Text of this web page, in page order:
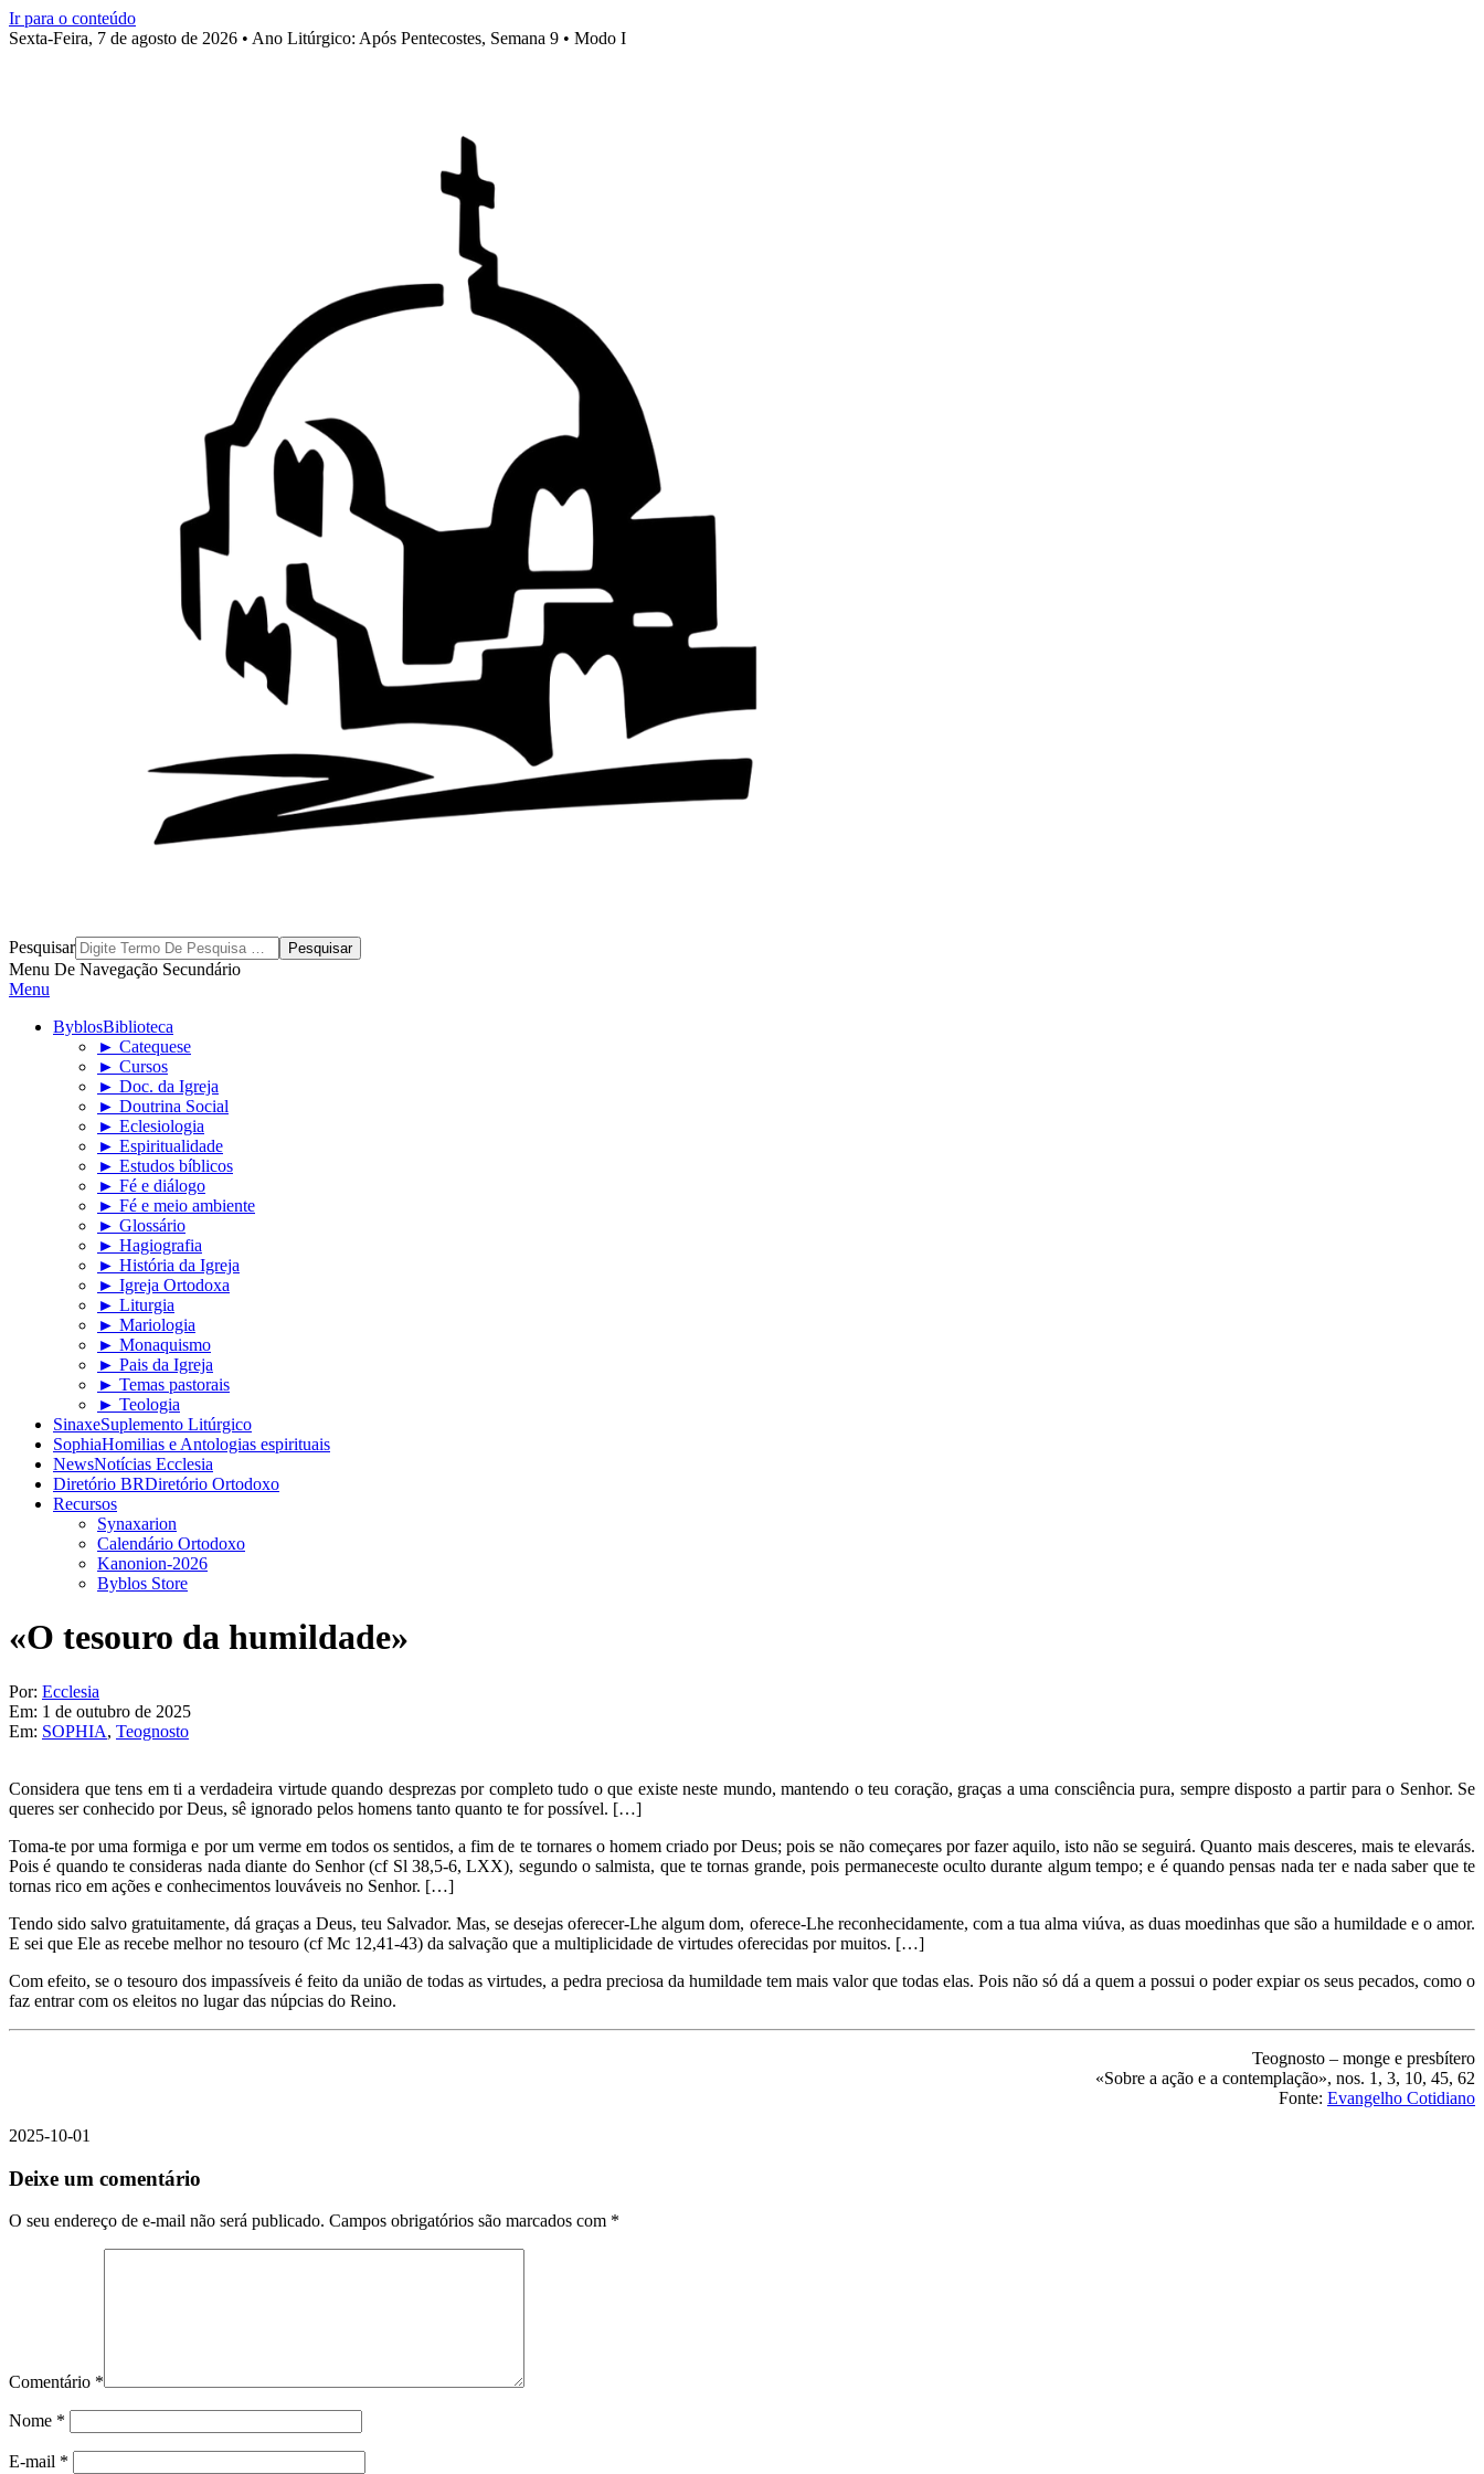
Ir para o conteúdo
Sexta-Feira, 7 de agosto de 2026 • Ano Litúrgico: Após Pentecostes, Semana 9 • Modo I
Byblos
Pesquisar
Menu De Navegação Secundário
Menu
ByblosBiblioteca
► Catequese
► Cursos
► Doc. da Igreja
► Doutrina Social
► Eclesiologia
► Espiritualidade
► Estudos bíblicos
► Fé e diálogo
► Fé e meio ambiente
► Glossário
► Hagiografia
► História da Igreja
► Igreja Ortodoxa
► Liturgia
► Mariologia
► Monaquismo
► Pais da Igreja
► Temas pastorais
► Teologia
SinaxeSuplemento Litúrgico
SophiaHomilias e Antologias espirituais
NewsNotícias Ecclesia
Diretório BRDiretório Ortodoxo
Recursos
Synaxarion
Calendário Ortodoxo
Kanonion-2026
Byblos Store
«O tesouro da humildade»
Por: Ecclesia
Em: 1 de outubro de 2025
Em: SOPHIA, Teognosto
Considera que tens em ti a verdadeira virtude quando desprezas por completo tudo o que existe neste mundo, mantendo o teu coração, graças a uma consciência pura, sempre disposto a partir para o Senhor. Se
queres ser conhecido por Deus, sê ignorado pelos homens tanto quanto te for possível. […]
Toma-te por uma formiga e por um verme em todos os sentidos, a fim de te tornares o homem criado por Deus; pois se não começares por fazer aquilo, isto não se seguirá. Quanto mais desceres, mais te elevarás.
Pois é quando te consideras nada diante do Senhor (cf Sl 38,5-6, LXX), segundo o salmista, que te tornas grande, pois permaneceste oculto durante algum tempo; e é quando pensas nada ter e nada saber que te
tornas rico em ações e conhecimentos louváveis no Senhor. […]
Tendo sido salvo gratuitamente, dá graças a Deus, teu Salvador. Mas, se desejas oferecer-Lhe algum dom, oferece-Lhe reconhecidamente, com a tua alma viúva, as duas moedinhas que são a humildade e o amor.
E sei que Ele as recebe melhor no tesouro (cf Mc 12,41-43) da salvação que a multiplicidade de virtudes oferecidas por muitos. […]
Com efeito, se o tesouro dos impassíveis é feito da união de todas as virtudes, a pedra preciosa da humildade tem mais valor que todas elas. Pois não só dá a quem a possui o poder expiar os seus pecados, como o
faz entrar com os eleitos no lugar das núpcias do Reino.
Teognosto – monge e presbítero
«Sobre a ação e a contemplação», nos. 1, 3, 10, 45, 62
Fonte: Evangelho Cotidiano
2025-10-01
Deixe um comentário
O seu endereço de e-mail não será publicado. Campos obrigatórios são marcados com *
Comentário *
Nome *
E-mail *